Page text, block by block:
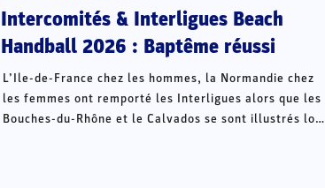
Intercomités & Interligues Beach
Handball 2026 : Baptême réussi
L’Ile-de-France chez les hommes, la Normandie chez
les femmes ont remporté les Interligues alors que les
Bouches-du-Rhône et le Calvados se sont illustrés lors